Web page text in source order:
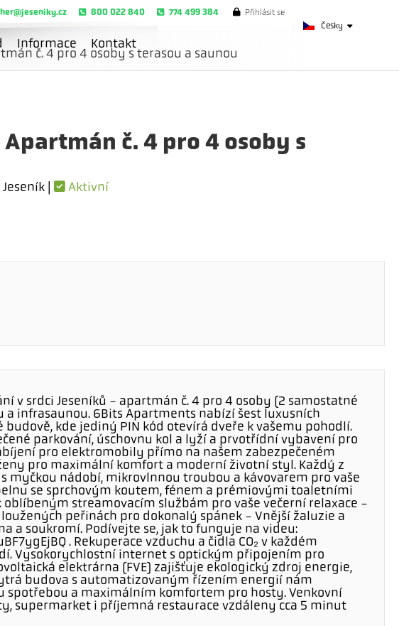
Česky
800 022 840 774 499 384 Přihlásit se
Informace Kontakt
č. 4 pro 4 osoby s terasou a saunou
č. 4 pro 4 osoby s
Jeseník | Aktivní
v srdci Jeseníků - apartmán č. 4 pro 4 osoby (2 samostatné
a infrasaunou. 6Bits Apartments nabízí šest luxusních
kde jediný PIN kód otevírá dveře k vašemu pohodlí.
parkování, úschovnu kol a lyží a prvotřídní vybavení pro
pro elektromobily přímo na našem zabezpečeném
pro maximální komfort a moderní životní styl. Každý z
myčkou nádobí, mikrovlnnou troubou a kávovarem pro vaše
se sprchovým koutem, fénem a prémiovými toaletními
streamovacím službám pro vaše večerní relaxace -
peřinách pro dokonalý spánek - Vnější žaluzie a
a soukromí. Podívejte se, jak to funguje na videu:
. Rekuperace vzduchu a čidla CO₂ v každém
Vysokorychlostní internet s optickým připojením pro
elektrárna (FVE) zajišťuje ekologický zdroj energie,
budova s automatizovaným řízením energií nám
a maximálním komfortem pro hosty. Venkovní
supermarket i příjemná restaurace vzdáleny cca 5 minut